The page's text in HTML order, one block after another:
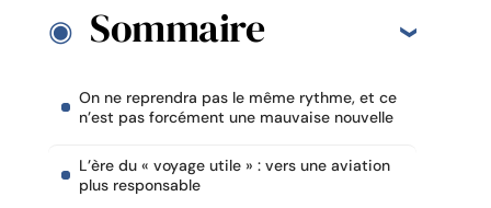
Sommaire
On ne reprendra pas le même rythme, et ce
n’est pas forcément une mauvaise nouvelle
L’ère du « voyage utile » : vers une aviation
plus responsable